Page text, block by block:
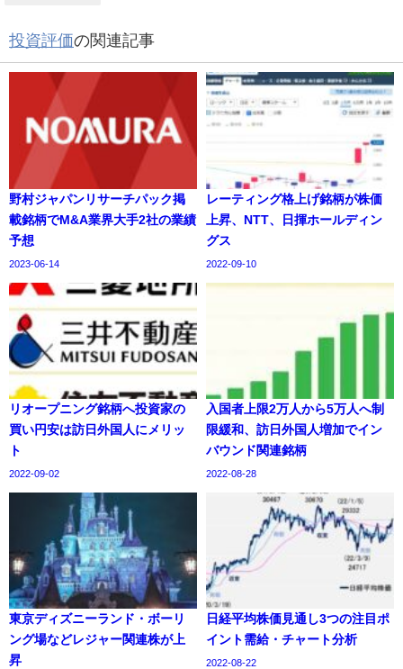
投資評価の関連記事
野村ジャパンリサーチパック掲
載銘柄でM&A業界大手2社の業績
予想
2023-06-14
レーティング格上げ銘柄が株価
上昇、NTT、日揮ホールディン
グス
2022-09-10
リオープニング銘柄へ投資家の
買い円安は訪日外国人にメリッ
ト
2022-09-02
入国者上限2万人から5万人へ制
限緩和、訪日外国人増加でイン
バウンド関連銘柄
2022-08-28
東京ディズニーランド・ボーリ
ング場などレジャー関連株が上
昇
日経平均株価見通し3つの注目ポ
イント需給・チャート分析
2022-08-22